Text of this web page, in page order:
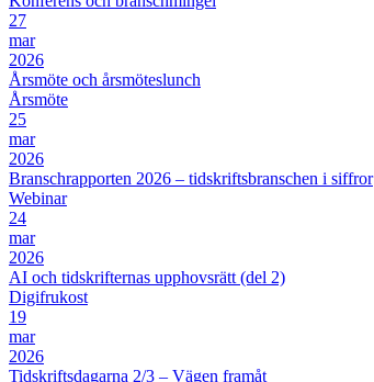
27
mar
2026
Årsmöte och årsmöteslunch
Årsmöte
25
mar
2026
Branschrapporten 2026 – tidskriftsbranschen i siffror
Webinar
24
mar
2026
AI och tidskrifternas upphovsrätt (del 2)
Digifrukost
19
mar
2026
Tidskriftsdagarna 2/3 – Vägen framåt